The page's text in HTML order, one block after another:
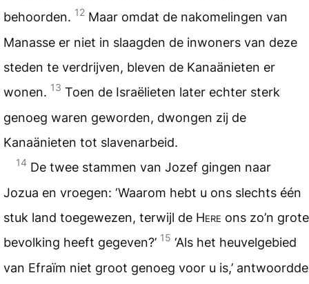
behoorden. 12 Maar omdat de nakomelingen van
Manasse er niet in slaagden de inwoners van deze
steden te verdrijven, bleven de Kanaänieten er
wonen. 13 Toen de Israëlieten later echter sterk
genoeg waren geworden, dwongen zij de
Kanaänieten tot slavenarbeid.
14 De twee stammen van Jozef gingen naar
Jozua en vroegen: ‘Waarom hebt u ons slechts één
stuk land toegewezen, terwijl de Here ons zo’n grote
bevolking heeft gegeven?’ 15 ‘Als het heuvelgebied
van Efraïm niet groot genoeg voor u is,’ antwoordde